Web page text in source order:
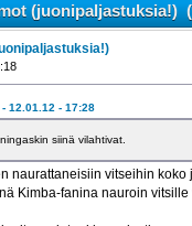
(juonipaljastuksia!)
12.01.12 - 17:28
siinä vilahtivat.
naurattaneisiin vitseihin koko
Kimba-fanina nauroin